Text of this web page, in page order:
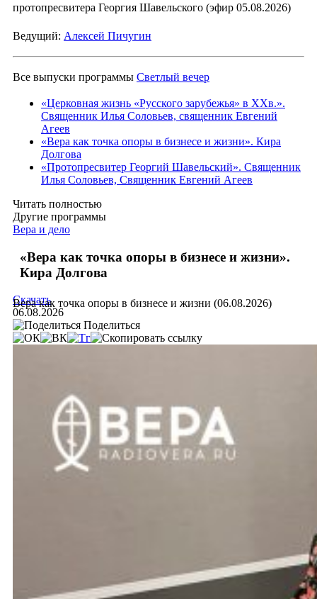
протопресвитера Георгия Шавельского (эфир 05.08.2026)
Ведущий: Алексей Пичугин
Все выпуски программы Светлый вечер
«Церковная жизнь «Русского зарубежья» в ХХв.».
Священник Илья Соловьев, священник Евгений
Агеев
«Вера как точка опоры в бизнесе и жизни». Кира
Долгова
«Протопресвитер Георгий Шавельский». Священник
Илья Соловьев, Священник Евгений Агеев
Читать полностью
Другие программы
Вера и дело
«Вера как точка опоры в бизнесе и жизни».
Кира Долгова
Вера как точка опоры в бизнесе и жизни (06.08.2026)
Скачать
06.08.2026
Поделиться